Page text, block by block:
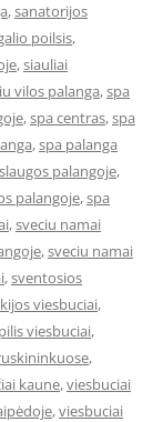
,sanatorijos
poilsis,
,siauliai
vilos palanga,spa
,spa centras,spa
,spa palanga
palangoje,
palangoje,spa
,sveciu namai
,sveciu namai
,sventosios
viesbuciai,
viesbuciai,
,
kaune,viesbuciai
,viesbuciai